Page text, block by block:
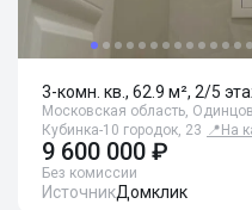
3-комн. кв., 62.9 м², 2/5
Московская область,
Кубинка-10 городок, 23 📍 На
9 600 000 ₽
Без комиссии
ИсточникДомклик